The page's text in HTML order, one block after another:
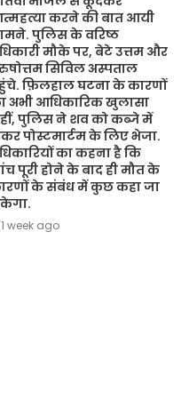
करने की बात आयी
पुलिस के वरिष्ठ
मौके पर, बेटे उत्तम और
सिविल अस्पताल
फ़िलहाल घटना के कारणों
अभी आधिकारिक खुलासा
पुलिस ने शव को कब्जे में
पोस्टमार्टम के लिए भेजा.
का कहना है कि
पूरी होने के बाद ही मौत के
के संबंध में कुछ कहा जा
1 week ago